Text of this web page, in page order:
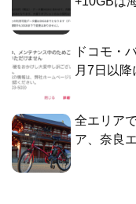
ドコモ・
月7日以
全エリア
ア、奈良